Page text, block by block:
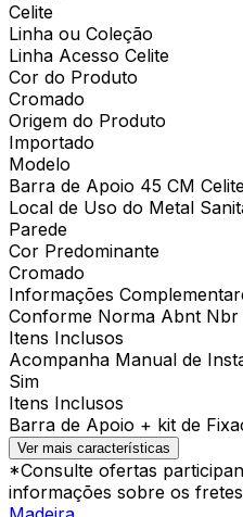
Celite
Linha ou Coleção
Linha Acesso Celite
Cor do Produto
Cromado
Origem do Produto
Importado
Modelo
Barra de Apoio 45 CM
Local de Uso do Metal
Parede
Cor Predominante
Cromado
Informações
Conforme Norma Abnt Nbr
Itens Inclusos
Acompanha Manual de
Sim
Itens Inclusos
Barra de Apoio + kit de
Ver mais características
*Consulte ofertas
informações sobre os